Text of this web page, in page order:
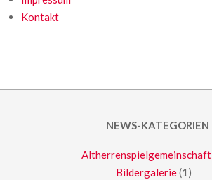
Kontakt
NEWS-KATEGORIEN
Altherrenspielgemeinschaft
Bildergalerie(1)